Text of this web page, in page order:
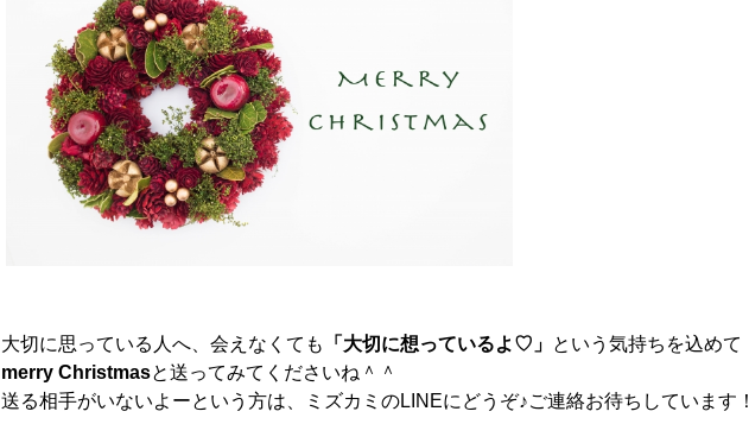
大切に思っている人へ、会えなくても 「大切に想っているよ♡」 という気持ちを込めて
merry Christmasと送ってみてくださいね＾＾
送る相手がいないよーという方は、ミズカミのLINEにどうぞ♪ご連絡お待ちしています！